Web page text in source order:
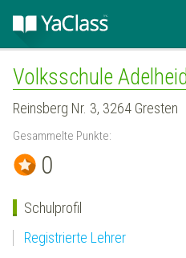
Volksschule
Reinsberg Nr. 3, 3264 Gresten
Gesammelte Punkte:
0
Schulprofil
Registrierte Lehrer